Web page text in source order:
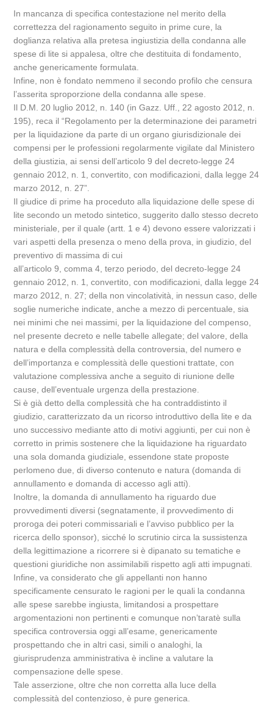
In mancanza di specifica contestazione nel merito della
correttezza del ragionamento seguito in prime cure, la
doglianza relativa alla pretesa ingiustizia della condanna alle
spese di lite si appalesa, oltre che destituita di fondamento,
anche genericamente formulata.
Infine, non è fondato nemmeno il secondo profilo che censura
l’asserita sproporzione della condanna alle spese.
Il D.M. 20 luglio 2012, n. 140 (in Gazz. Uff., 22 agosto 2012, n.
195), reca il “Regolamento per la determinazione dei parametri
per la liquidazione da parte di un organo giurisdizionale dei
compensi per le professioni regolarmente vigilate dal Ministero
della giustizia, ai sensi dell’articolo 9 del decreto-legge 24
gennaio 2012, n. 1, convertito, con modificazioni, dalla legge 24
marzo 2012, n. 27”.
Il giudice di prime ha proceduto alla liquidazione delle spese di
lite secondo un metodo sintetico, suggerito dallo stesso decreto
ministeriale, per il quale (artt. 1 e 4) devono essere valorizzati i
vari aspetti della presenza o meno della prova, in giudizio, del
preventivo di massima di cui
all’articolo 9, comma 4, terzo periodo, del decreto-legge 24
gennaio 2012, n. 1, convertito, con modificazioni, dalla legge 24
marzo 2012, n. 27; della non vincolatività, in nessun caso, delle
soglie numeriche indicate, anche a mezzo di percentuale, sia
nei minimi che nei massimi, per la liquidazione del compenso,
nel presente decreto e nelle tabelle allegate; del valore, della
natura e della complessità della controversia, del numero e
dell’importanza e complessità delle questioni trattate, con
valutazione complessiva anche a seguito di riunione delle
cause, dell’eventuale urgenza della prestazione.
Si è già detto della complessità che ha contraddistinto il
giudizio, caratterizzato da un ricorso introduttivo della lite e da
uno successivo mediante atto di motivi aggiunti, per cui non è
corretto in primis sostenere che la liquidazione ha riguardato
una sola domanda giudiziale, essendone state proposte
perlomeno due, di diverso contenuto e natura (domanda di
annullamento e domanda di accesso agli atti).
Inoltre, la domanda di annullamento ha riguardo due
provvedimenti diversi (segnatamente, il provvedimento di
proroga dei poteri commissariali e l’avviso pubblico per la
ricerca dello sponsor), sicché lo scrutinio circa la sussistenza
della legittimazione a ricorrere si è dipanato su tematiche e
questioni giuridiche non assimilabili rispetto agli atti impugnati.
Infine, va considerato che gli appellanti non hanno
specificamente censurato le ragioni per le quali la condanna
alle spese sarebbe ingiusta, limitandosi a prospettare
argomentazioni non pertinenti e comunque non’taratè sulla
specifica controversia oggi all’esame, genericamente
prospettando che in altri casi, simili o analoghi, la
giurisprudenza amministrativa è incline a valutare la
compensazione delle spese.
Tale asserzione, oltre che non corretta alla luce della
complessità del contenzioso, è pure generica.